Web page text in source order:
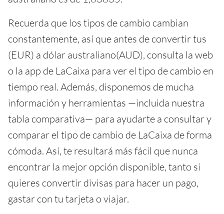
Recuerda que los tipos de cambio cambian
constantemente, así que antes de convertir tus
(EUR) a dólar australiano(AUD), consulta la web
o la app de LaCaixa para ver el tipo de cambio en
tiempo real. Además, disponemos de mucha
información y herramientas —incluida nuestra
tabla comparativa— para ayudarte a consultar y
comparar el tipo de cambio de LaCaixa de forma
cómoda. Así, te resultará más fácil que nunca
encontrar la mejor opción disponible, tanto si
quieres convertir divisas para hacer un pago,
gastar con tu tarjeta o viajar.